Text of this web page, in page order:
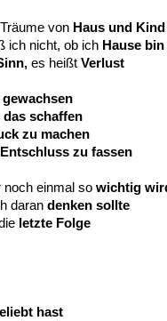
von Haus und Kind
ich nicht, ob ich Hause bin
es heißt Verlust
gewachsen
das schaffen
zu machen
Entschluss zu fassen
noch einmal so wichtig
daran denken sollte
letzte Folge
hast